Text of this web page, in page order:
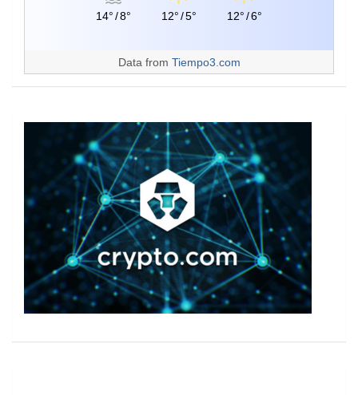
14°/8° 12°/5° 12°/6°
Data from Tiempo3.com